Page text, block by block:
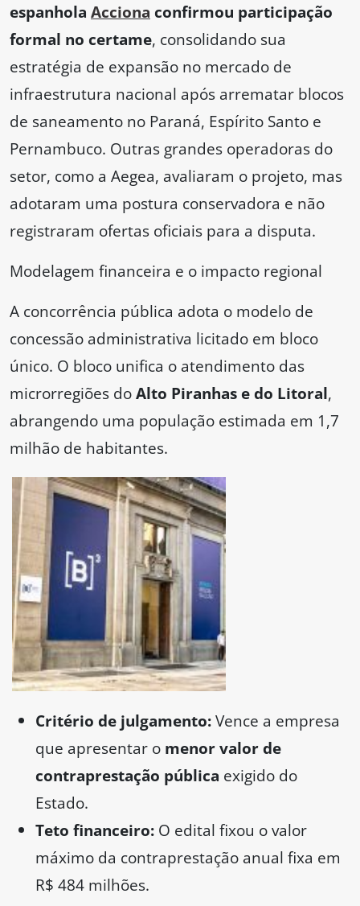
espanhola Acciona confirmou participação
formal no certame, consolidando sua
estratégia de expansão no mercado de
infraestrutura nacional após arrematar blocos
de saneamento no Paraná, Espírito Santo e
Pernambuco. Outras grandes operadoras do
setor, como a Aegea, avaliaram o projeto, mas
adotaram uma postura conservadora e não
registraram ofertas oficiais para a disputa.
Modelagem financeira e o impacto regional
A concorrência pública adota o modelo de
concessão administrativa licitado em bloco
único. O bloco unifica o atendimento das
microrregiões doAlto Piranhas e do Litoral,
abrangendo uma população estimada em 1,7
milhão de habitantes.
Critério de julgamento:Vence a empresa
que apresentar o menor valor de
contraprestação pública exigido do
Estado.
Teto financeiro: O edital fixou o valor
máximo da contraprestação anual fixa em
R$ 484 milhões.